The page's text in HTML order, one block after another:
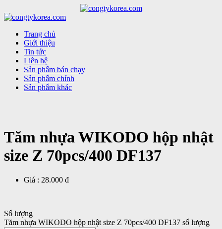
Trang chủ
Giới thiệu
Tin tức
Liên hệ
Sản phẩm bán chạy
Sản phẩm chính
Sản phẩm khác
Tăm nhựa WIKODO hộp nhật
size Z 70pcs/400 DF137
Giá : 28.000 đ
Số lượng
Tăm nhựa WIKODO hộp nhật size Z 70pcs/400 DF137 số lượng